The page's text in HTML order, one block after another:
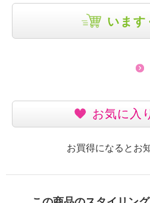
います
お気に入
お買得になるとお